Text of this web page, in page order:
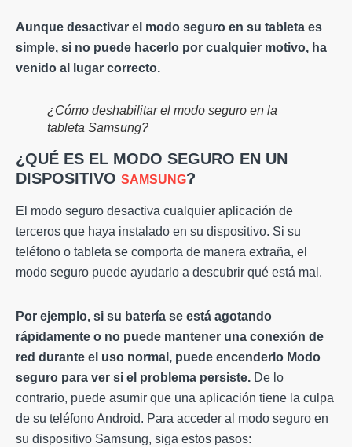
Aunque desactivar el modo seguro en su tableta es
simple, si no puede hacerlo por cualquier motivo, ha
venido al lugar correcto.
¿Cómo deshabilitar el modo seguro en la
tableta Samsung?
¿QUÉ ES EL MODO SEGURO EN UN
DISPOSITIVO SAMSUNG?
El modo seguro desactiva cualquier aplicación de
terceros que haya instalado en su dispositivo. Si su
teléfono o tableta se comporta de manera extraña, el
modo seguro puede ayudarlo a descubrir qué está mal.
Por ejemplo, si su batería se está agotando
rápidamente o no puede mantener una conexión de
red durante el uso normal, puede encenderlo Modo
seguro para ver si el problema persiste. De lo
contrario, puede asumir que una aplicación tiene la culpa
de su teléfono Android. Para acceder al modo seguro en
su dispositivo Samsung, siga estos pasos: